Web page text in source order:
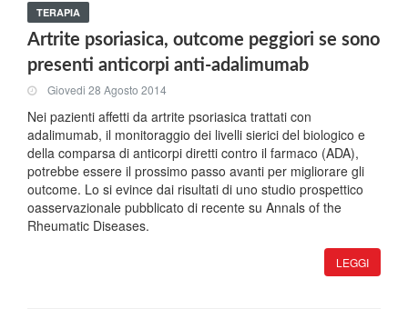
TERAPIA
Artrite psoriasica, outcome peggiori se sono
presenti anticorpi anti-adalimumab
Giovedi 28 Agosto 2014
Nei pazienti affetti da artrite psoriasica trattati con
adalimumab, il monitoraggio dei livelli sierici del biologico e
della comparsa di anticorpi diretti contro il farmaco (ADA),
potrebbe essere il prossimo passo avanti per migliorare gli
outcome. Lo si evince dai risultati di uno studio prospettico
oasservazionale pubblicato di recente su Annals of the
Rheumatic Diseases.
LEGGI